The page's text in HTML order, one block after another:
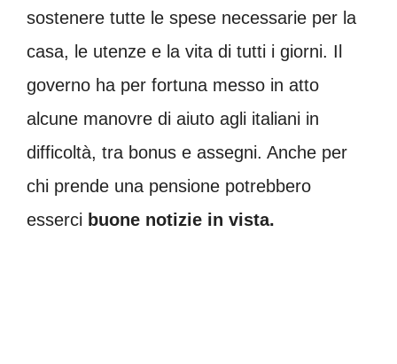
sostenere tutte le spese necessarie per la
casa, le utenze e la vita di tutti i giorni. Il
governo ha per fortuna messo in atto
alcune manovre di aiuto agli italiani in
difficoltà, tra bonus e assegni. Anche per
chi prende una pensione potrebbero
esserci buone notizie in vista.